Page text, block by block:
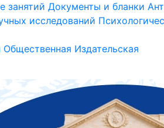
занятий Документы и бланки
исследований
Общественная Издательская